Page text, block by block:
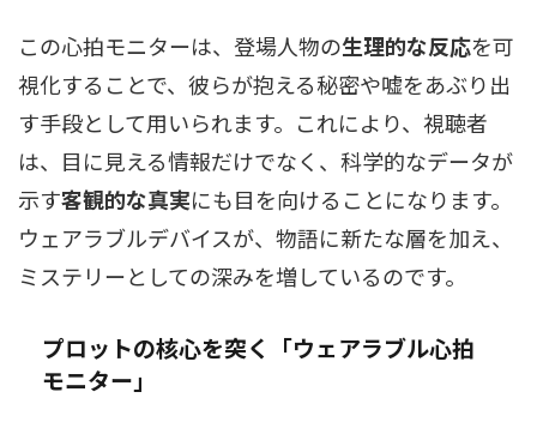
この心拍モニターは、登場人物の生理的な反応を可
視化することで、彼らが抱える秘密や嘘をあぶり出
す手段として用いられます。これにより、視聴者
は、目に見える情報だけでなく、科学的なデータが
示す客観的な真実にも目を向けることになります。
ウェアラブルデバイスが、物語に新たな層を加え、
ミステリーとしての深みを増しているのです。
プロットの核心を突く「ウェアラブル心拍
モニター」